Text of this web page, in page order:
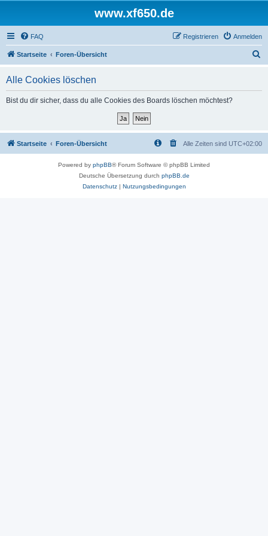
www.xf650.de
FAQ Anmelden
Registrieren
Startseite Foren-Übersicht
Alle Cookies löschen
Bist du dir sicher, dass du alle Cookies des Boards löschen möchtest?
Startseite Foren-Übersicht Alle Zeiten sind UTC+02:00
Powered by phpBB® Forum Software © phpBB Limited
Deutsche Übersetzung durch phpBB.de
Datenschutz| Nutzungsbedingungen